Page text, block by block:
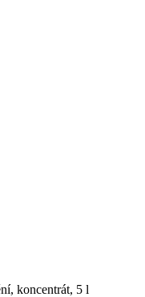
koncentrát, 5 l